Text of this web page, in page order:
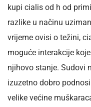
kupi cialis od h od
razlike u načinu
vrijeme ovisi o težini,
moguće interakcije
njihovo stanje. Sudovi
izuzetno dobro
velike većine